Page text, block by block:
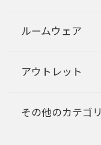
ルームウェア
アウトレット
その他のカテゴリ